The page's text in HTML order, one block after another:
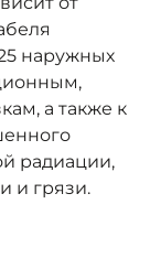
наружных
а также к
радиации,
и грязи.